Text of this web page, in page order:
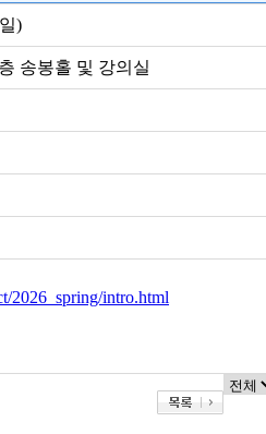
)
송봉홀 및 강의실
2026_spring/intro.html